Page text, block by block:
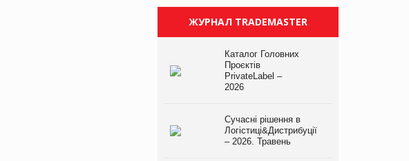
ЖУРНАЛ TRADEMASTER
Каталог Головних
Проєктів
PrivateLabel –
2026
Сучасні рішення в
Логістиці&Дистрибуції
– 2026. Травень